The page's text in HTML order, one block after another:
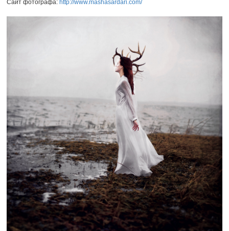
Сайт фотографа: http://www.mashasardari.com/